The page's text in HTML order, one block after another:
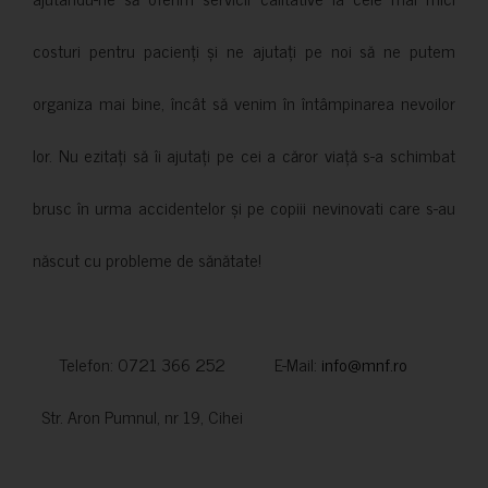
costuri pentru pacienți și ne ajutați pe noi să ne putem
organiza mai bine, încât să venim în întâmpinarea nevoilor
lor. Nu ezitați să îi ajutați pe cei a căror viață s-a schimbat
brusc în urma accidentelor și pe copiii nevinovati care s-au
născut cu probleme de sănătate!
Telefon: 0721 366 252 E-Mail: info@mnf.ro
Str. Aron Pumnul, nr 19, Cihei